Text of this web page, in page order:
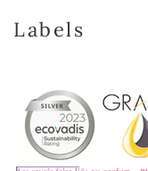
Labels